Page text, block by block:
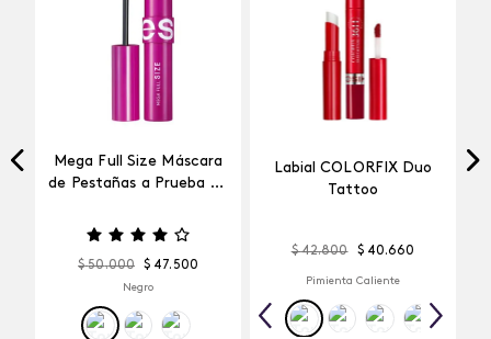
Mega Full Size Máscara
de Pestañas a Prueba de
$ 50.000 $ 47. 500
Negro
Labial COLORFIX Duo
Tattoo
$ 42.800 $ 40.660
Pimienta Caliente